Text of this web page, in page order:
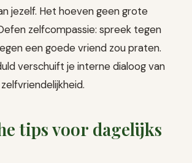
jezelf. Het hoeven geen grote
zelfcompassie: spreek tegen
een goede vriend zou praten.
verschuift je interne dialoog van
tips voor dagelijks